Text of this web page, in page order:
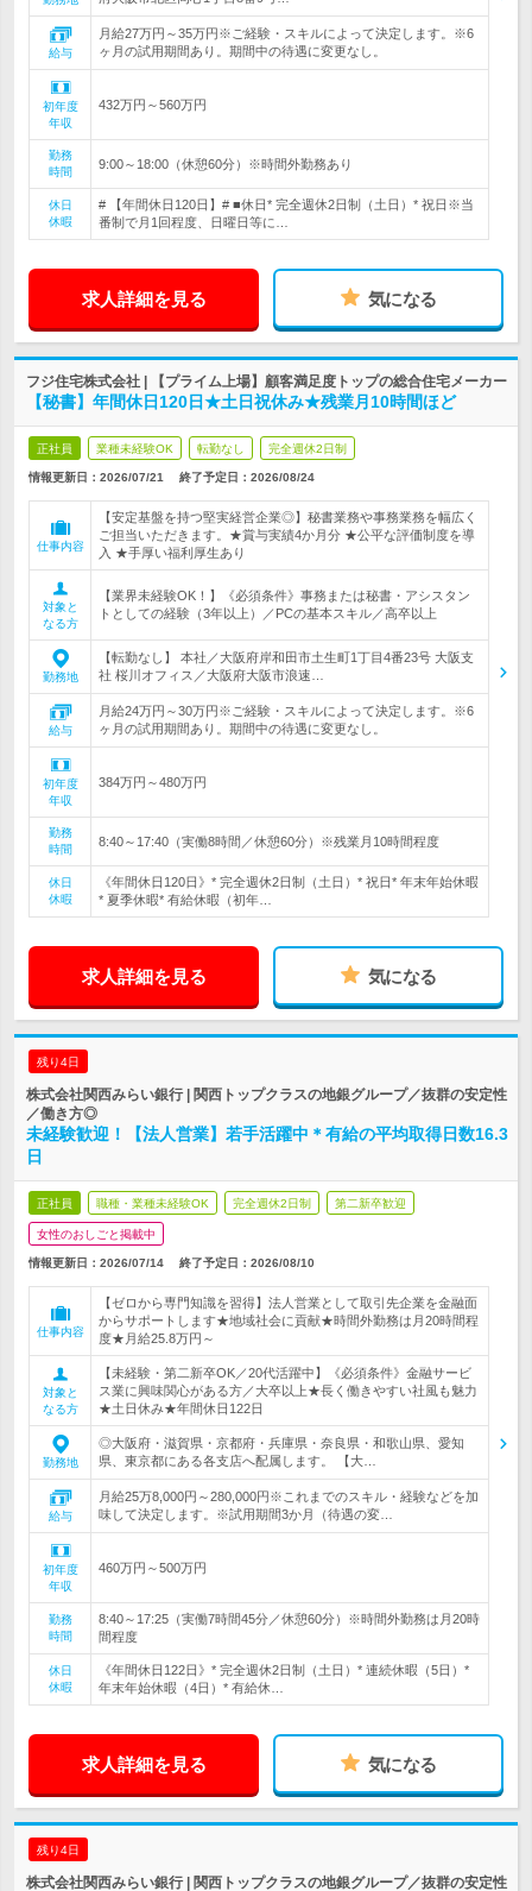
給与
月給27万円～35万円※ご経験・スキルによって決定します。※6
ヶ月の試用期間あり。期間中の待遇に変更なし。
初年度
年収
432万円～560万円
勤務
時間
9:00～18:00（休憩60分）※時間外勤務あり
休日
休暇
# 【年間休日120日】# ■休日* 完全週休2日制（土日）* 祝日※当
番制で月1回程度、日曜日等に…
求人詳細を見る 気になる
フジ住宅株式会社 | 【プライム上場】顧客満足度トップの総合住宅メーカー
【秘書】年間休日120日★土日祝休み★残業月10時間ほど
正社員 業種未経験OK 転勤なし 完全週休2日制
情報更新日：2026/07/21 終了予定日： 2026/08/24
仕事内容
【安定基盤を持つ堅実経営企業◎】秘書業務や事務業務を幅広く
ご担当いただきます。★賞与実績4か月分 ★公平な評価制度を導
入 ★手厚い福利厚生あり
対象と
なる方
【業界未経験OK！】《必須条件》事務または秘書・アシスタン
トとしての経験（3年以上）／PCの基本スキル／高卒以上
勤務地
【転勤なし】 本社／大阪府岸和田市土生町1丁目4番23号 大阪支
社 桜川オフィス／大阪府大阪市浪速…
給与
月給24万円～30万円※ご経験・スキルによって決定します。※6
ヶ月の試用期間あり。期間中の待遇に変更なし。
初年度
年収
384万円～480万円
勤務
時間
8:40～17:40（実働8時間／休憩60分）※残業月10時間程度
休日
休暇
《年間休日120日》* 完全週休2日制（土日）* 祝日* 年末年始休暇
* 夏季休暇* 有給休暇（初年…
求人詳細を見る 気になる
残り4日
株式会社関西みらい銀行 | 関西トップクラスの地銀グループ／抜群の安定性
／働き方◎
未経験歓迎！【法人営業】若手活躍中＊有給の平均取得日数16.3
日
正社員 職種・業種未経験OK 完全週休2日制 第二新卒歓迎
女性のおしごと掲載中
情報更新日：2026/07/14 終了予定日： 2026/08/10
仕事内容
【ゼロから専門知識を習得】法人営業として取引先企業を金融面
からサポートします★地域社会に貢献★時間外勤務は月20時間程
度★月給25.8万円～
対象と
なる方
【未経験・第二新卒OK／20代活躍中】《必須条件》金融サービ
ス業に興味関心がある方／大卒以上★長く働きやすい社風も魅力
★土日休み★年間休日122日
勤務地
◎大阪府・滋賀県・京都府・兵庫県・奈良県・和歌山県、愛知
県、東京都にある各支店へ配属します。 【大…
給与
月給25万8,000円～280,000円※これまでのスキル・経験などを加
味して決定します。※試用期間3か月（待遇の変…
初年度
年収
460万円～500万円
勤務
時間
8:40～17:25（実働7時間45分／休憩60分）※時間外勤務は月20時
間程度
休日
休暇
《年間休日122日》* 完全週休2日制（土日）* 連続休暇（5日）*
年末年始休暇（4日）* 有給休…
求人詳細を見る 気になる
残り4日
株式会社関西みらい銀行 | 関西トップクラスの地銀グループ／抜群の安定性